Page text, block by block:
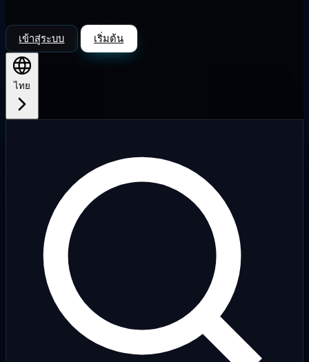
เข้าสู่ระบบ เริ่มต้น
ไทย